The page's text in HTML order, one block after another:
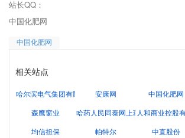
站长QQ：
中国化肥网
中国化肥网
相关站点
哈尔滨电气集团有限公司 安康网
中国化肥网
森鹰窗业
哈药人民同泰网上药店！人和商业控股
均信担保
帕特尔
中直股份